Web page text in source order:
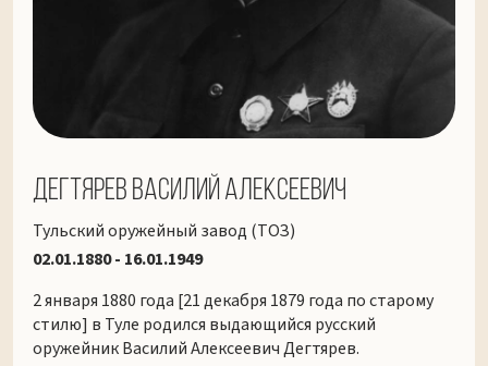
Дегтярев Василий Алексеевич
Тульский оружейный завод (ТОЗ)
02.01.1880 - 16.01.1949
2 января 1880 года [21 декабря 1879 года по старому
стилю] в Туле родился выдающийся русский
оружейник Василий Алексеевич Дегтярев.